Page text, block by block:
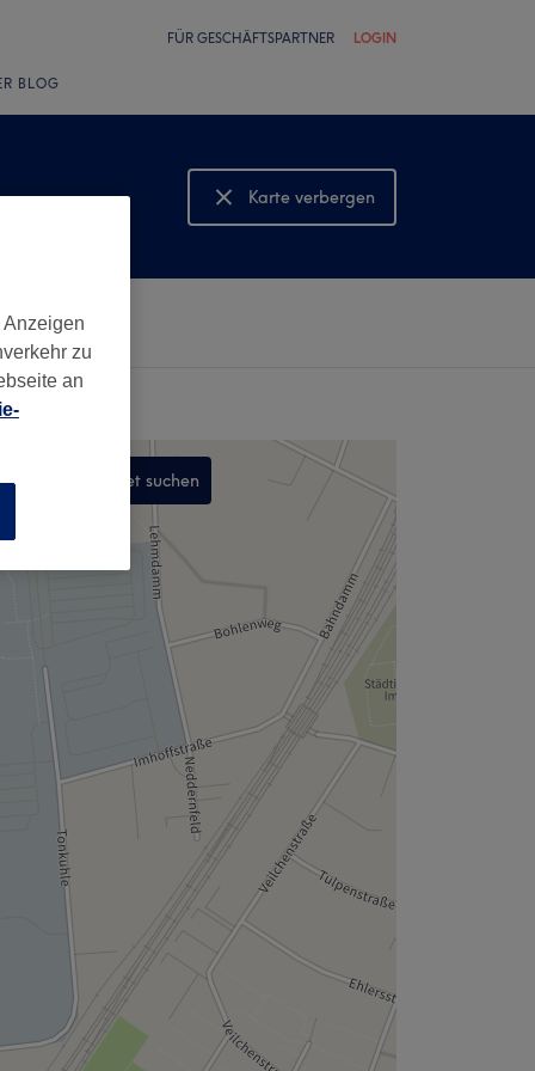
FÜR GESCHÄFTSPARTNER LOGIN
BLOG
Karte verbergen
Karte anzeigen
In diesem Gebiet suchen
zu
an